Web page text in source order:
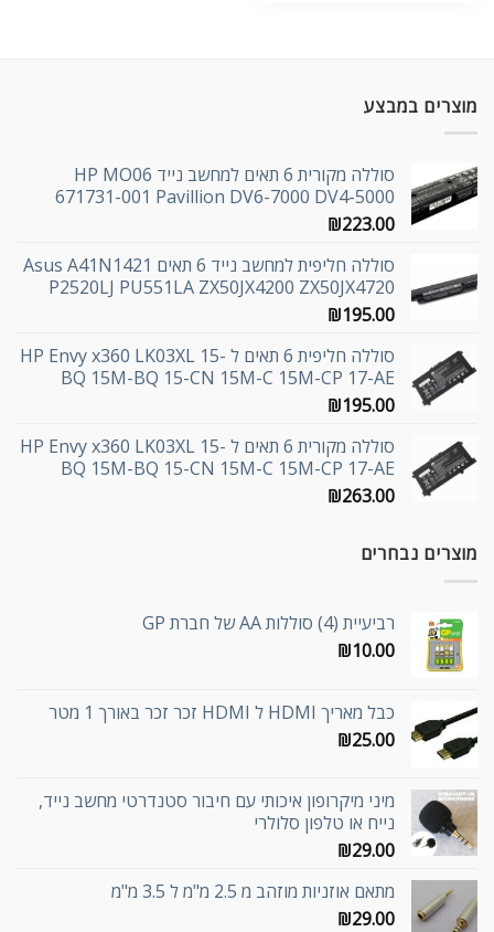
מוצרים במבצע
סוללה מקורית 6 תאים למחשב נייד HP MO06
671731-001 Pavillion DV6-7000 DV4-5000
₪223.00
סוללה חליפית למחשב נייד 6 תאים Asus A41N1421
P2520LJ PU551LA ZX50JX4200 ZX50JX4720
₪195.00
סוללה חליפית 6 תאים ל HP Envy x360 LK03XL 15-
BQ 15M-BQ 15-CN 15M-C 15M-CP 17-AE
₪195.00
סוללה מקורית 6 תאים ל HP Envy x360 LK03XL 15-
BQ 15M-BQ 15-CN 15M-C 15M-CP 17-AE
₪263.00
מוצרים נבחרים
רביעיית (4) סוללות AA של חברת GP
₪10.00
כבל מאריך HDMI ל HDMI זכר זכר באורך 1 מטר
₪25.00
מיני מיקרופון איכותי עם חיבור סטנדרטי מחשב נייד,
נייח או טלפון סלולרי
₪29.00
מתאם אוזניות מוזהב מ 2.5 מ"מ ל 3.5 מ"מ
₪29.00